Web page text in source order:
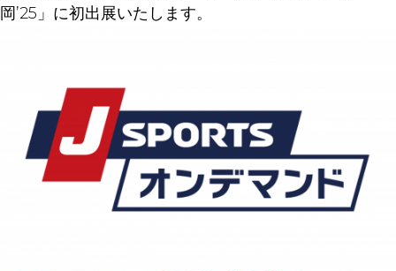
岡’25」に初出展いたします。